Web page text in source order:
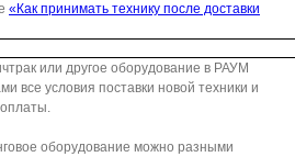
«Как принимать технику после доставки
или другое оборудование в РАУМ
все условия поставки новой техники и
оборудование можно разными